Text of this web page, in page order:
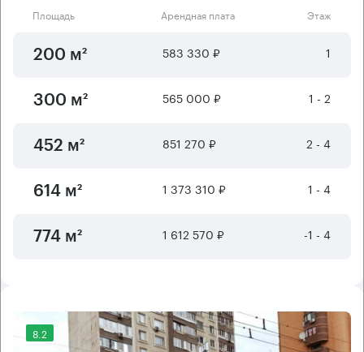
Площадь Арендная плата Этаж
200 м² 583 330 ₽ 1
300 м² 565 000 ₽ 1 - 2
452 м² 851 270 ₽ 2 - 4
614 м² 1 373 310 ₽ 1 - 4
774 м² 1 612 570 ₽ -1 - 4
8.2